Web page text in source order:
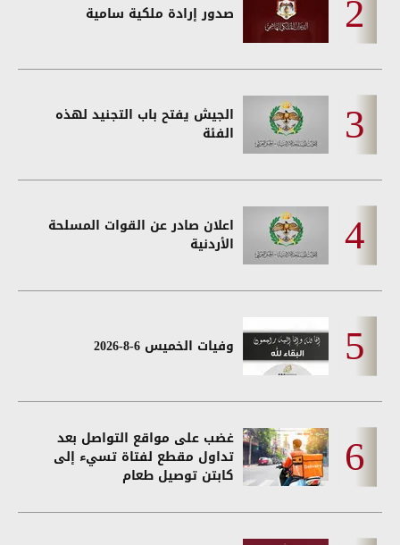
صدور إرادة ملكية سامية
الجيش يفتح باب التجنيد لهذه
الفئة
اعلان صادر عن القوات المسلحة
الأردنية
وفيات الخميس 6-8-2026
غضب على مواقع التواصل بعد
تداول مقطع لفتاة تسيء إلى
كابتن توصيل طعام